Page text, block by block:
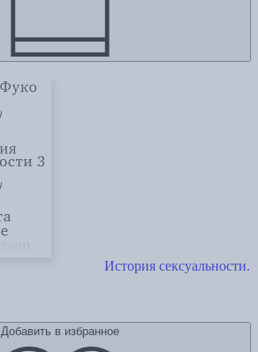
История сексуальности.
Добавить в избранное